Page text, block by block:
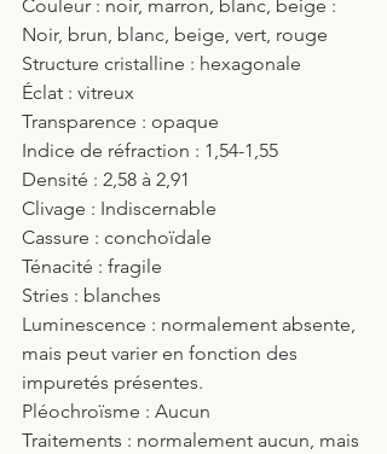
Couleur : noir, marron, blanc, beige :
Noir, brun, blanc, beige, vert, rouge
Structure cristalline : hexagonale
Éclat : vitreux
Transparence : opaque
Indice de réfraction : 1,54-1,55
Densité : 2,58 à 2,91
Clivage : Indiscernable
Cassure : conchoïdale
Ténacité : fragile
Stries : blanches
Luminescence : normalement absente,
mais peut varier en fonction des
impuretés présentes.
Pléochroïsme : Aucun
Traitements : normalement aucun, mais